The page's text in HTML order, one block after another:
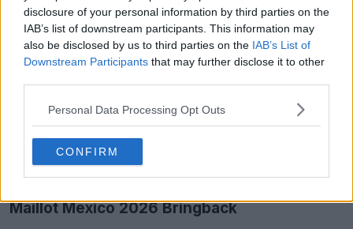
disclosure of your personal information by third parties on the
IAB’s list of downstream participants. This information may
also be disclosed by us to third parties on the IAB’s List of
Downstream Participants that may further disclose it to other
Personal Data Processing Opt Outs
CONFIRM
Maillot Mexico 2026 Bringback